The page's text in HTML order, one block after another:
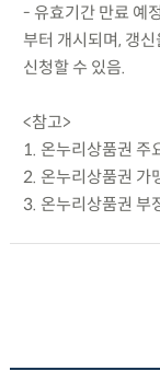
- 유효기간 만료 예
부터 개시되며, 갱
신청할 수 있음.
<참고>
1. 온누리상품권 주
2. 온누리상품권 가
3. 온누리상품권 부